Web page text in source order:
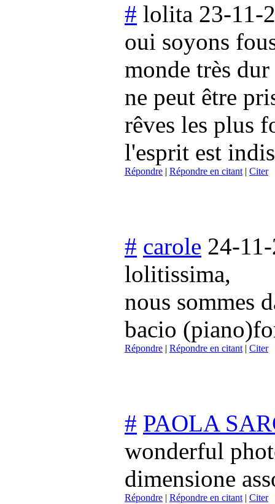
# lolita 23-11-
oui soyons
monde très
ne peut être
rêves les plus
l'esprit est
Répondre | Répondre en citant| Citer
# carole 24-
lolitissima,
nous sommes
bacio
Répondre | Répondre en citant| Citer
# PAOLA
wonderful
dimensione
Répondre | Répondre en citant| Citer